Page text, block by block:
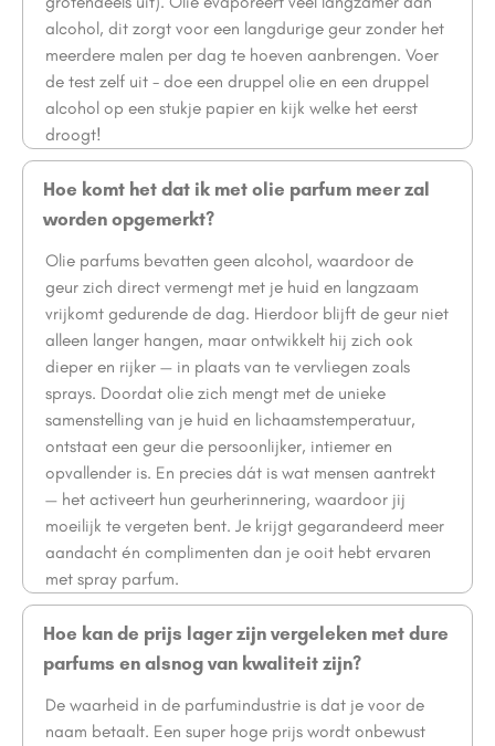
alcohol, dit zorgt voor een langdurige geur zonder het
meerdere malen per dag te hoeven aanbrengen. Voer
de test zelf uit - doe een druppel olie en een druppel
alcohol op een stukje papier en kijk welke het eerst
droogt!
Hoe komt het dat ik met olie parfum meer zal
worden opgemerkt?
Olie parfums bevatten geen alcohol, waardoor de
geur zich direct vermengt met je huid en langzaam
vrijkomt gedurende de dag. Hierdoor blijft de geur niet
alleen langer hangen, maar ontwikkelt hij zich ook
dieper en rijker — in plaats van te vervliegen zoals
sprays. Doordat olie zich mengt met de unieke
samenstelling van je huid en lichaamstemperatuur,
ontstaat een geur die persoonlijker, intiemer en
opvallender is. En precies dát is wat mensen aantrekt
— het activeert hun geurherinnering, waardoor jij
moeilijk te vergeten bent. Je krijgt gegarandeerd meer
aandacht én complimenten dan je ooit hebt ervaren
met spray parfum.
Hoe kan de prijs lager zijn vergeleken met dure
parfums en alsnog van kwaliteit zijn?
De waarheid in de parfumindustrie is dat je voor de
naam betaalt. Een super hoge prijs wordt onbewust